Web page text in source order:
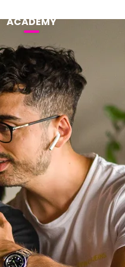
ACADEMY